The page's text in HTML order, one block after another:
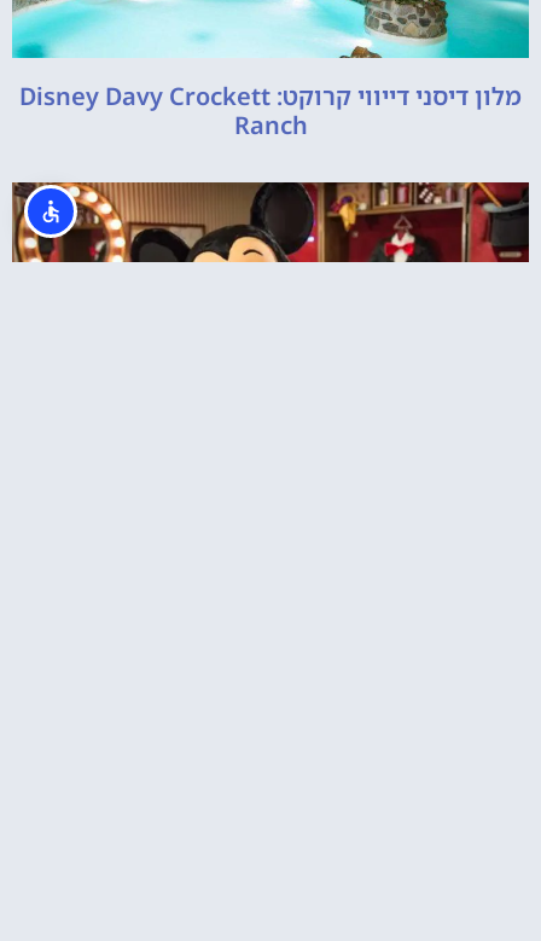
מלון דיסני דייווי קרוקט: Disney Davy Crockett
Ranch